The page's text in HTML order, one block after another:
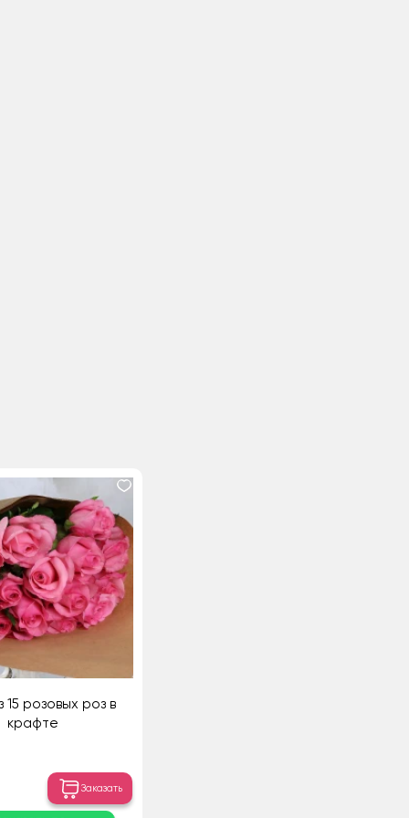
15 розовых роз в
крафте
Заказать